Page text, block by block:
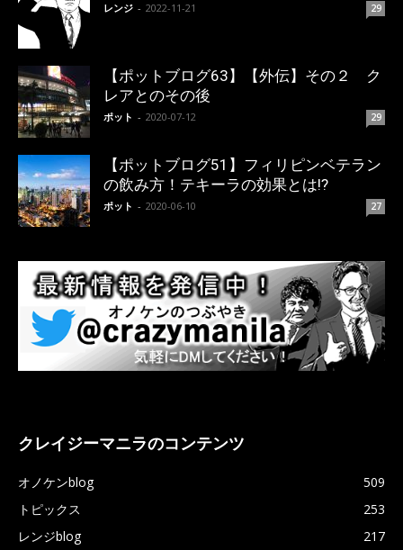
レンジ - 2022-11-21 29
【ポットブログ63】【外伝】その２ ク
レアとのその後
ポット - 2020-07-12 29
【ポットブログ51】フィリピンベテラン
の飲み方！テキーラの効果とは!?
ポット - 2020-06-10 27
クレイジーマニラのコンテンツ
オノケンblog
509
トピックス
253
レンジblog
217